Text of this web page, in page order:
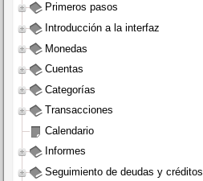
Primeros pasos
Introducción a la interfaz
Monedas
Cuentas
Categorías
Transacciones
Calendario
Informes
Seguimiento de deudas y créditos